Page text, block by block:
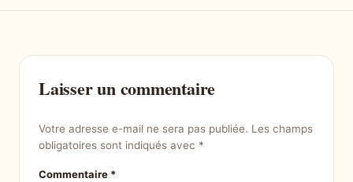
Laisser un commentaire
Votre adresse e-mail ne sera pas publiée. Les champs
obligatoires sont indiqués avec *
Commentaire *